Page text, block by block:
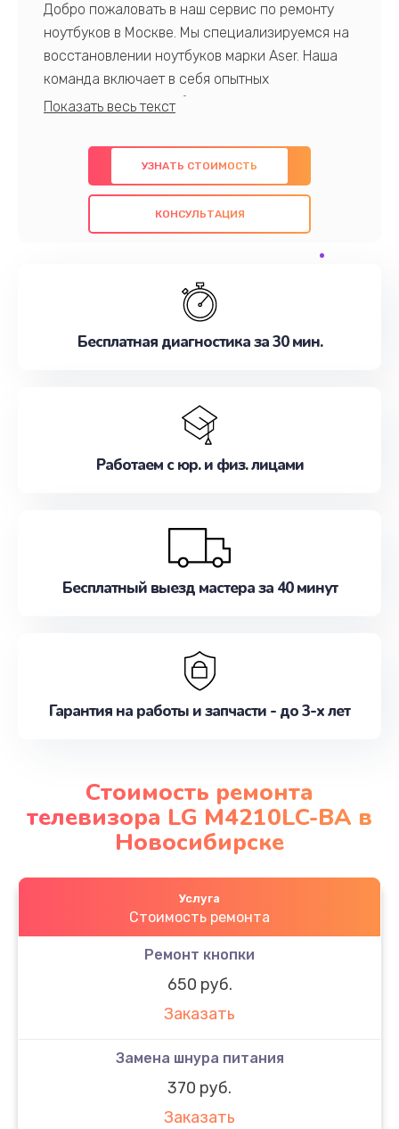
Добро пожаловать в наш сервис по ремонту
ноутбуков в Москве. Мы специализируемся на
восстановлении ноутбуков марки Aser. Наша
команда включает в себя опытных
профессионалов с обширными знаниями и
предлагаем быстрый и качественный ремонт с
использованием оригинальных компонентов, а
также гарантируем качество всех
проведенных работ. Наша цель - предоставить
наилучшим образом. Не медлите записаться на
УЗНАТЬ СТОИМОСТЬ
КОНСУЛЬТАЦИЯ
Бесплатная диагностика за 30 мин.
Работаем с юр. и физ. лицами
Бесплатный выезд мастера за 40 минут
Гарантия на работы и запчасти - до 3-х лет
Стоимость ремонта
телевизора LG M4210LC-BA в
Новосибирске
Услуга
Стоимость ремонта
Ремонт кнопки
650 руб.
Заказать
Замена шнура питания
370 руб.
Заказать